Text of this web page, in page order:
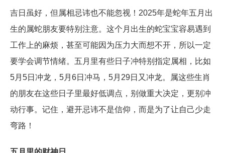
吉日虽好，但属相忌讳也不能忽视！2025年是蛇年五月出
生的属蛇朋友要特别注意。这个月出生的蛇宝宝容易遇到
工作上的麻烦，甚至可能因为压力大而想不开，所以一定
要学会调节情绪。五月里有些日子冲特别指定属相，比如
5月5日冲龙，5月6日冲马，5月29日又冲龙。属这些生肖
的朋友在这些日子里最好低调点，别做重大决定，更别冲
动行事。记住，避开忌讳不是信仰，而是为了让自己少走
弯路！